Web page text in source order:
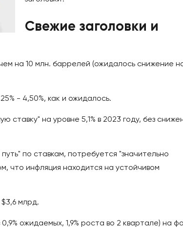
Свежие заголовки и
на 10 млн. баррелей (ожидалось снижение
- 4,50%, как и ожидалось.
на уровне 5,1% в 2023 году, без
по ставкам, потребуется "значительно
что инфляция находится на устойчивом
млрд.
ожидаемых, 1,9% роста во 2 квартале) на